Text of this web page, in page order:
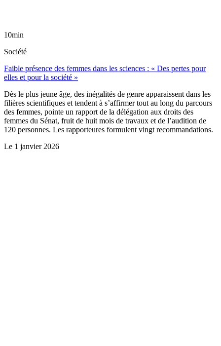
10min
Société
Faible présence des femmes dans les sciences : « Des pertes pour
elles et pour la société »
Dès le plus jeune âge, des inégalités de genre apparaissent dans les
filières scientifiques et tendent à s’affirmer tout au long du parcours
des femmes, pointe un rapport de la délégation aux droits des
femmes du Sénat, fruit de huit mois de travaux et de l’audition de
120 personnes. Les rapporteures formulent vingt recommandations.
Le 1 janvier 2026